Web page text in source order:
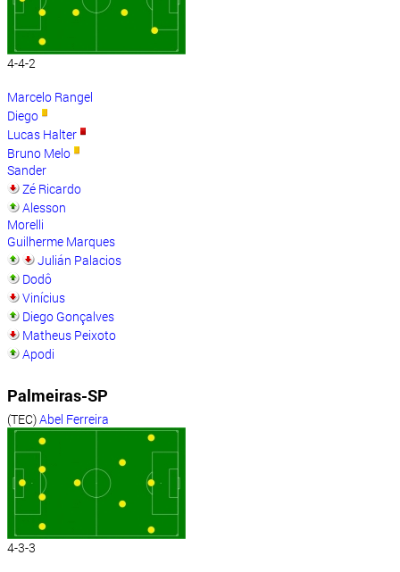
4-4-2
Marcelo Rangel
Diego
Lucas Halter
Bruno Melo
Sander
Zé Ricardo
Alesson
Morelli
Guilherme Marques
Julián Palacios
Dodô
Vinícius
Diego Gonçalves
Matheus Peixoto
Apodi
Palmeiras-SP
(TEC)Abel Ferreira
4-3-3